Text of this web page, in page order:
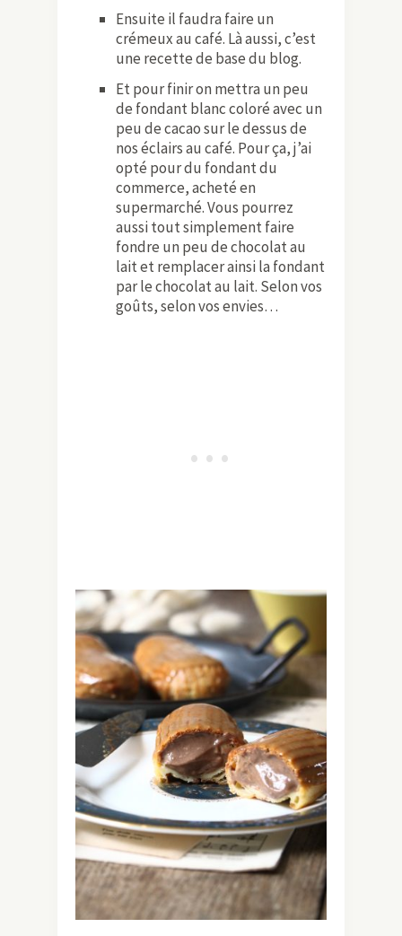
Ensuite il faudra faire un
crémeux au café. Là aussi, c’est
une recette de base du blog.
Et pour finir on mettra un peu
de fondant blanc coloré avec un
peu de cacao sur le dessus de
nos éclairs au café. Pour ça, j’ai
opté pour du fondant du
commerce, acheté en
supermarché. Vous pourrez
aussi tout simplement faire
fondre un peu de chocolat au
lait et remplacer ainsi la fondant
par le chocolat au lait. Selon vos
goûts, selon vos envies…